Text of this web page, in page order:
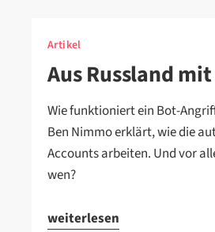
Artikel
Aus Russland mit
Wie funktioniert ein Bot-
Ben Nimmo erklärt, wie die
Accounts arbeiten. Und vor
wen?
weiterlesen